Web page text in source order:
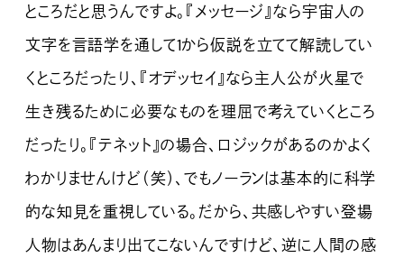
ところだと思うんですよ。『メッセージ』なら宇宙人の
文字を言語学を通して1から仮説を立てて解読してい
くところだったり、『オデッセイ』なら主人公が火星で
生き残るために必要なものを理屈で考えていくところ
だったり。『テネット』の場合、ロジックがあるのかよく
わかりませんけど（笑）、でもノーランは基本的に科学
的な知見を重視している。だから、共感しやすい登場
人物はあんまり出てこないんですけど、逆に人間の感